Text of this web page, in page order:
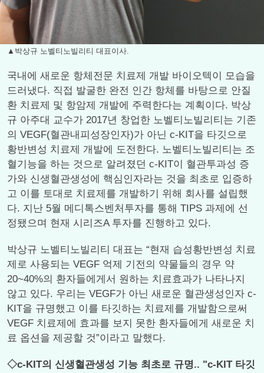
▲박상규 노벨티노빌리티 대표이사.
국내에 새로운 항체전문 치료제 개발 바이오텍이 모습을
드러냈다. 직접 발굴한 완전 인간 항체를 바탕으로 안질
환 치료제 및 항암제 개발에 주력한다는 계획이다. 박상
규 아주대 교수가 2017년 창업한 노벨티노빌리티는 기존
의 VEGF(혈관내피성장인자)가 아닌 c-KIT을 타깃으로
황반변성 치료제 개발에 도전한다. 노벨티노빌리티는 조
혈기능을 하는 것으로 알려졌던 c-KIT이 혈관투과성 증
가와 신생혈관생성에 핵심인자라는 것을 최초로 입증하
고 이를 토대로 치료제를 개발하기 위해 회사를 설립했
다. 지난 5월 메디톡스벤처투자를 통해 TIPS 과제에 선
정됐으며 현재 시리즈A 투자를 진행하고 있다.
박상규 노벨티노빌리티 대표는 “현재 습성황반변성 치료
제로 사용되는 VEGF 억제 기전의 약물들의 경우 약
20~40%의 환자들에게서 원하는 치료효과가 나타나지
않고 있다. 우리는 VEGF가 아닌 새로운 혈관생성인자 c-
KIT을 규명했고 이를 타깃하는 치료제를 개발함으로써
VEGF 치료제에 효과를 보지 못한 환자들에게 새로운 치
료 옵션을 제공할 것”이라고 말했다.
◇c-KIT의 신생혈관생성 기능 최초로 규명.. "c-KIT 타깃